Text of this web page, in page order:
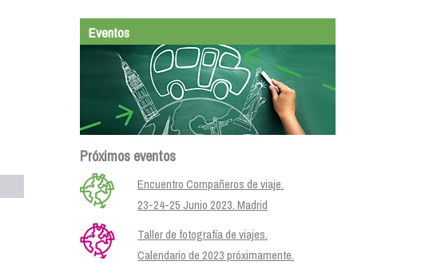
Eventos
Próximos eventos
Encuentro Compañeros de viaje.
23-24-25 Junio 2023. Madrid
Taller de fotografía de viajes.
Calendario de 2023 próximamente.